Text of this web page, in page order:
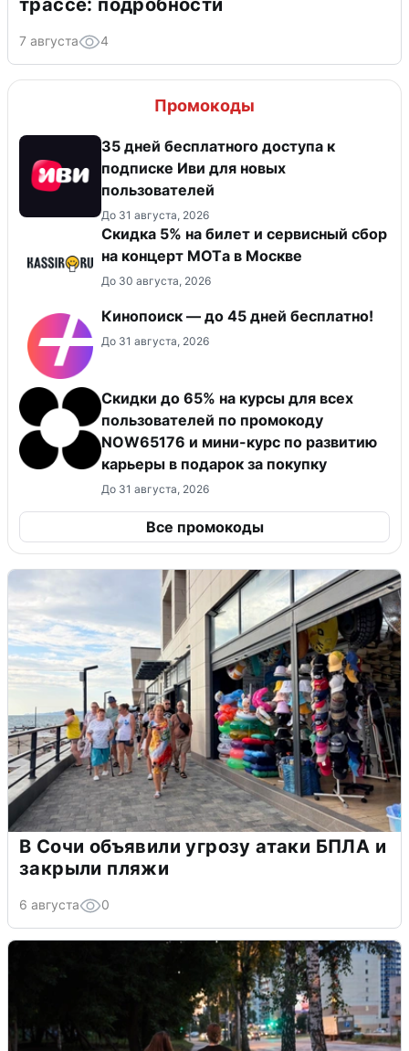
7 августа 4
Промокоды
35 дней бесплатного доступа к
подписке Иви для новых
пользователей
До 31 августа, 2026
Скидка 5% на билет и сервисный сбор
на концерт MOTа в Москве
До 30 августа, 2026
Кинопоиск — до 45 дней бесплатно!
До 31 августа, 2026
Скидки до 65% на курсы для всех
пользователей по промокоду
NOW65176 и мини-курс по развитию
карьеры в подарок за покупку
До 31 августа, 2026
Все промокоды
В Сочи объявили угрозу атаки БПЛА и
закрыли пляжи
6 августа 0